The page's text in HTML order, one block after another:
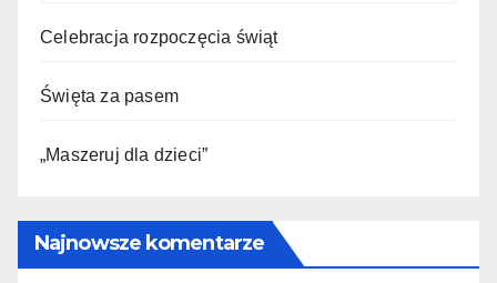
Celebracja rozpoczęcia świąt
Święta za pasem
„Maszeruj dla dzieci”
Najnowsze komentarze